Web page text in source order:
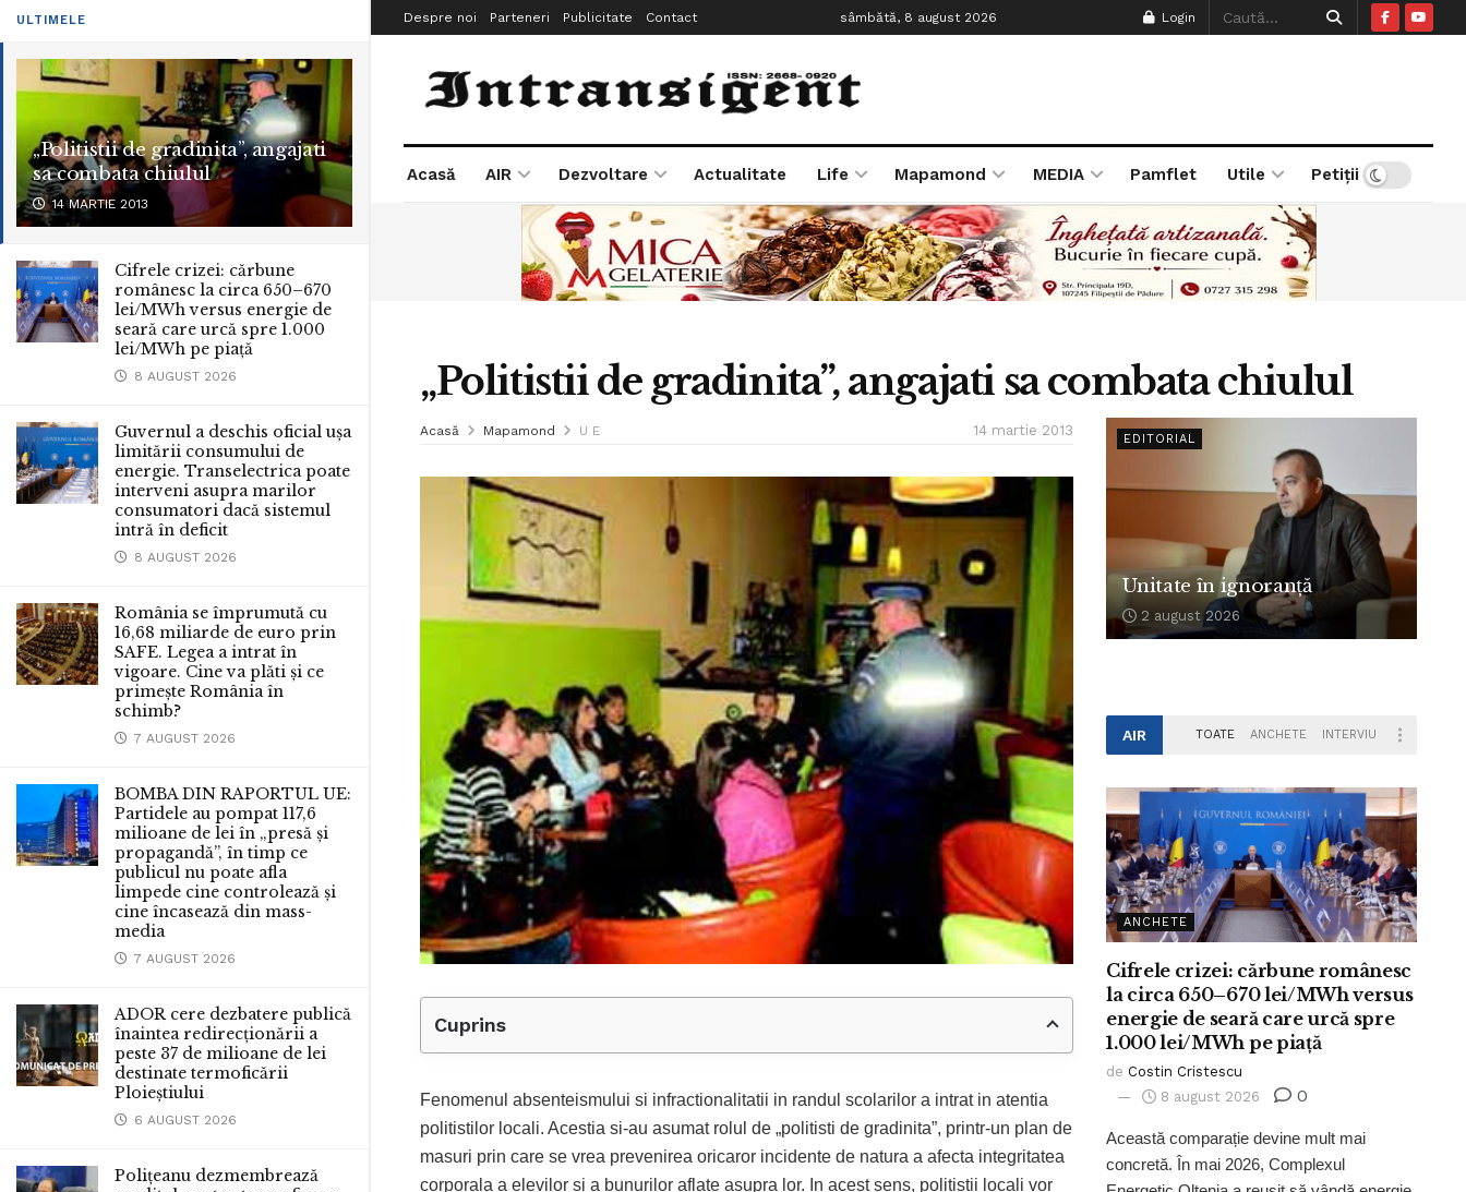
ULTIMELE
„Politistii de gradinita”, angajati
sa combata chiulul
14 MARTIE 2013
Cifrele crizei: cărbune
românesc la circa 650–670
lei/MWh versus energie de
seară care urcă spre 1.000
lei/MWh pe piață
8 AUGUST 2026
Guvernul a deschis oficial ușa
limitării consumului de
energie. Transelectrica poate
interveni asupra marilor
consumatori dacă sistemul
intră în deficit
8 AUGUST 2026
România se împrumută cu
16,68 miliarde de euro prin
SAFE. Legea a intrat în
vigoare. Cine va plăti și ce
primește România în
schimb?
7 AUGUST 2026
BOMBA DIN RAPORTUL UE:
Partidele au pompat 117,6
milioane de lei în „presă și
propagandă”, în timp ce
publicul nu poate afla
limpede cine controlează și
cine încasează din mass-
media
7 AUGUST 2026
ADOR cere dezbatere publică
înaintea redirecționării a
peste 37 de milioane de lei
destinate termoficării
Ploieștiului
6 AUGUST 2026
Polițeanu dezmembrează
Despre noi Parteneri Publicitate Contact sâmbătă, 8 august 2026 Login
Acasă AIR Dezvoltare Actualitate Life Mapamond MEDIA Pamflet Utile Petiții
„Politistii de gradinita”, angajati sa combata chiulul
Acasă Mapamond U E 14 martie 2013
Cuprins
Fenomenul absenteismului si infractionalitatii in randul scolarilor a intrat in atentia
politistilor locali. Acestia si-au asumat rolul de „politisti de gradinita”, printr-un plan de
masuri prin care se vrea prevenirea oricaror incidente de natura a afecta integritatea
corporala a elevilor si a bunurilor aflate asupra lor. In acest sens, politistii locali vor
EDITORIAL
Unitate în ignoranță
2 august 2026
AIR TOATE ANCHETE INTERVIU
ANCHETE
Cifrele crizei: cărbune românesc
la circa 650–670 lei/MWh versus
energie de seară care urcă spre
1.000 lei/MWh pe piață
de Costin Cristescu
8 august 2026
0
Această comparație devine mult mai
concretă. În mai 2026, Complexul